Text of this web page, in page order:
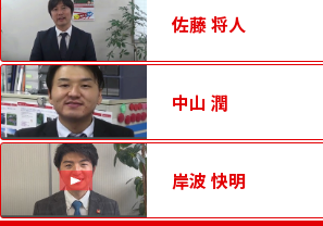
佐藤 将人
中山 潤
岸波 快明